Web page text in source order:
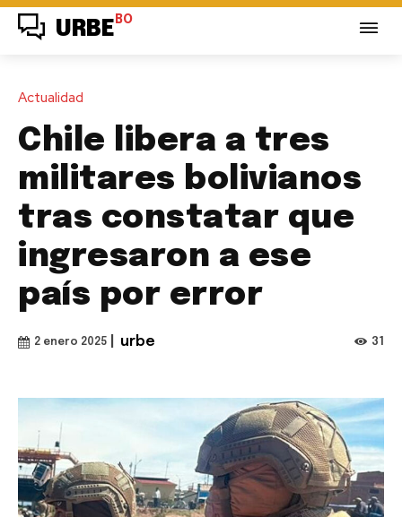
URBE BO
Actualidad
Chile libera a tres
militares bolivianos
tras constatar que
ingresaron a ese
país por error
2 enero 2025 urbe 31